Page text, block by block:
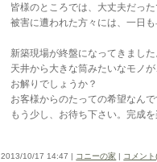
皆様のところでは、大丈夫だっ
被害に遭われた方々には、一日
新築現場が終盤になってきまし
天井から大きな筒みたいなモノ
お解りでしょうか？
お客様からのたっての希望なん
もう少し、お待ち下さい。完成
2013/10/17 14:47 | コニーの家 | コメント